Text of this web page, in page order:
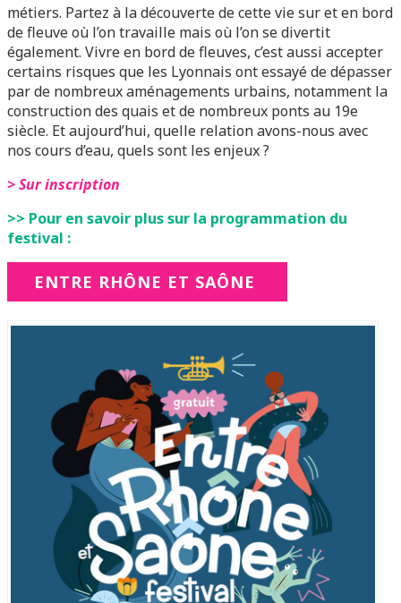
métiers. Partez à la découverte de cette vie sur et en bord
de fleuve où l’on travaille mais où l’on se divertit
également. Vivre en bord de fleuves, c’est aussi accepter
certains risques que les Lyonnais ont essayé de dépasser
par de nombreux aménagements urbains, notamment la
construction des quais et de nombreux ponts au 19e
siècle. Et aujourd’hui, quelle relation avons-nous avec
nos cours d’eau, quels sont les enjeux ?
> Sur inscription
>> Pour en savoir plus sur la programmation du
festival :
ENTRE RHÔNE ET SAÔNE